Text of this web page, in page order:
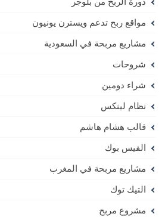
مواقع ربح تدعم ويسترن يونيون
مشاريع مربحة في السعودية
شروحات
شراء دومين
نظام لينكس
قالب هشام هاشم
الفيس بوك
مشاريع مربحة في المغرب
التيك توك
مشروع مربح